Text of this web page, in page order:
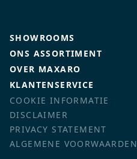
SHOWROOMS
ONS ASSORTIMENT
OVER MAXARO
KLANTENSERVICE
COOKIE INFORMATIE
DISCLAIMER
PRIVACY STATEMENT
ALGEMENE VOORWAARDEN